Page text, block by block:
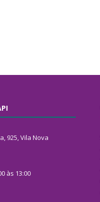
925, Vila Nova
às 13:00